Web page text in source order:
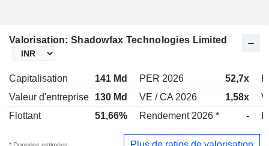
Valorisation: Shadowfax Technologies Limited
Capitalisation 141 Md PER 2026 52,7x
Valeur d'entreprise
130 Md VE / CA 2026 1,58x
Flottant
51,66% Rendement 2026 * -
* Données estimées